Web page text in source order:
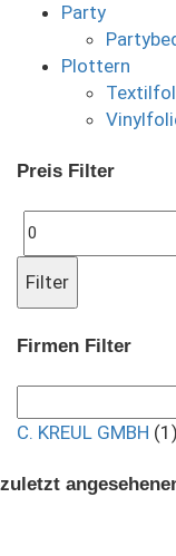
Party
Plottern
Preis Filter
Min.
Filter
Firmen Filter
C. KREUL GMBH (1)
zuletzt